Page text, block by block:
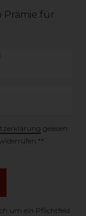
Prämie für
gelesen
um ein Pflichtfeld.